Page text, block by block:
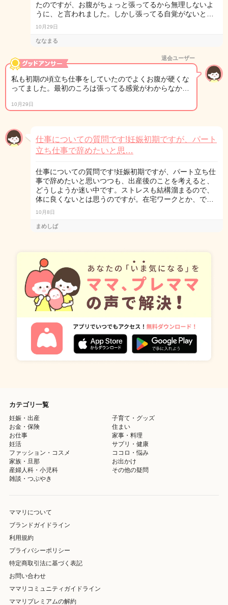
たのですが、お腹がちょっと張ってるから無理しないよ
うに、と言われました。しかし張ってる自覚がないと…
10月29日
ななまる
退会ユーザー
私も初期の頃立ち仕事をしていたのでよくお腹が硬くな
ってました。最初のころは張ってる感覚がわからなか…
10月29日
仕事についての質問です!妊娠初期ですが、パート
立ち仕事で辞めたいと思…
仕事についての質問です!妊娠初期ですが、パート立ち仕
事で辞めたいと思いつつも、出産後のことを考えると、
どうしようか迷い中です。ストレスも結構溜まるので、
体に良くないとは思うのですが。在宅ワークとか、で…
10月8日
まめしば
カテゴリ一覧
妊娠・出産
子育て・グッズ
お金・保険
住まい
お仕事
家事・料理
妊活
サプリ・健康
ファッション・コスメ
ココロ・悩み
家族・旦那
お出かけ
産婦人科・小児科
その他の疑問
雑談・つぶやき
ママリについて
ブランドガイドライン
利用規約
プライバシーポリシー
特定商取引法に基づく表記
お問い合わせ
ママリコミュニティガイドライン
ママリプレミアムの解約